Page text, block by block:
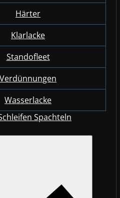
Härter
Klarlacke
Standofleet
Verdünnungen
Wasserlacke
Spachteln